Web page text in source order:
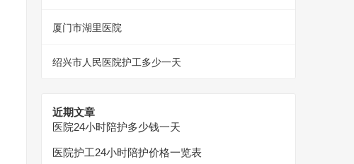
厦门市湖里医院
绍兴市人民医院护工多少一天
近期文章
医院24小时陪护多少钱一天
医院护工24小时陪护价格一览表